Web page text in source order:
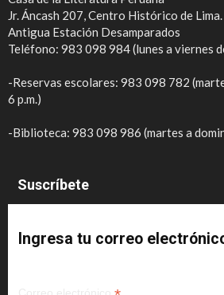
Jr. Áncash 207, Centro Histórico de Lima.
Antigua Estación Desamparados
Teléfono: 983 098 984 (lunes a viernes
-Reservas escolares: 983 098 782
6 p.m.)
-Biblioteca: 983 098 986 (martes a
Suscríbete
Ingresa tu correo